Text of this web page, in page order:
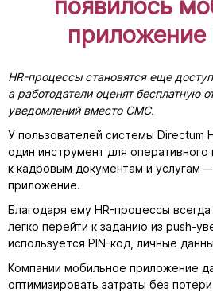
Суперапп
Дайджесты
появилось
приложение
HR-процессы становятся еще
а работодатели оценят бесплатную
уведомлений вместо СМС.
У пользователей системы Directum
один инструмент для оперативного
к кадровым документам и услугам
приложение.
Благодаря ему HR-процессы
легко перейти к заданию из push-
используется PIN-код, личные
Компании мобильное приложение
оптимизировать затраты без